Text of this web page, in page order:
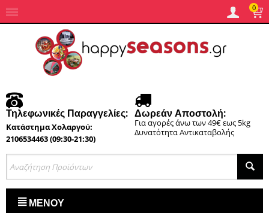
0
Τηλεφωνικές Παραγγελίες:
Κατάστημα Χολαργού:
2106534463 (09:30-21:30)
Δωρεάν Αποστολή:
Για αγορές άνω των 49€ εως 5kg
Δυνατότητα Αντικαταβολής
ΜΕΝΟΎ